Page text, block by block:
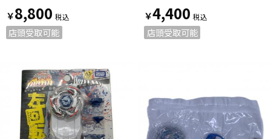
￥8,800
店頭受取可能
￥4,400
店頭受取可能